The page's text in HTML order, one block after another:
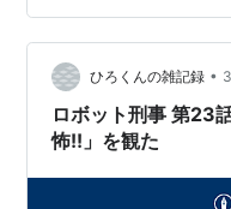
手の火炎放射器から火
りません。 同じ頃、
ロールしていました…
ひろくんの雑記録 •
ロボット刑事 第23
怖!!」を観た